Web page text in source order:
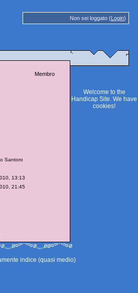
Non sei loggato (Login)
Membro
Santoro
13:13
21:45
Welcome to the
Handicap Site. We have
cookies!
indice (quasi medio)